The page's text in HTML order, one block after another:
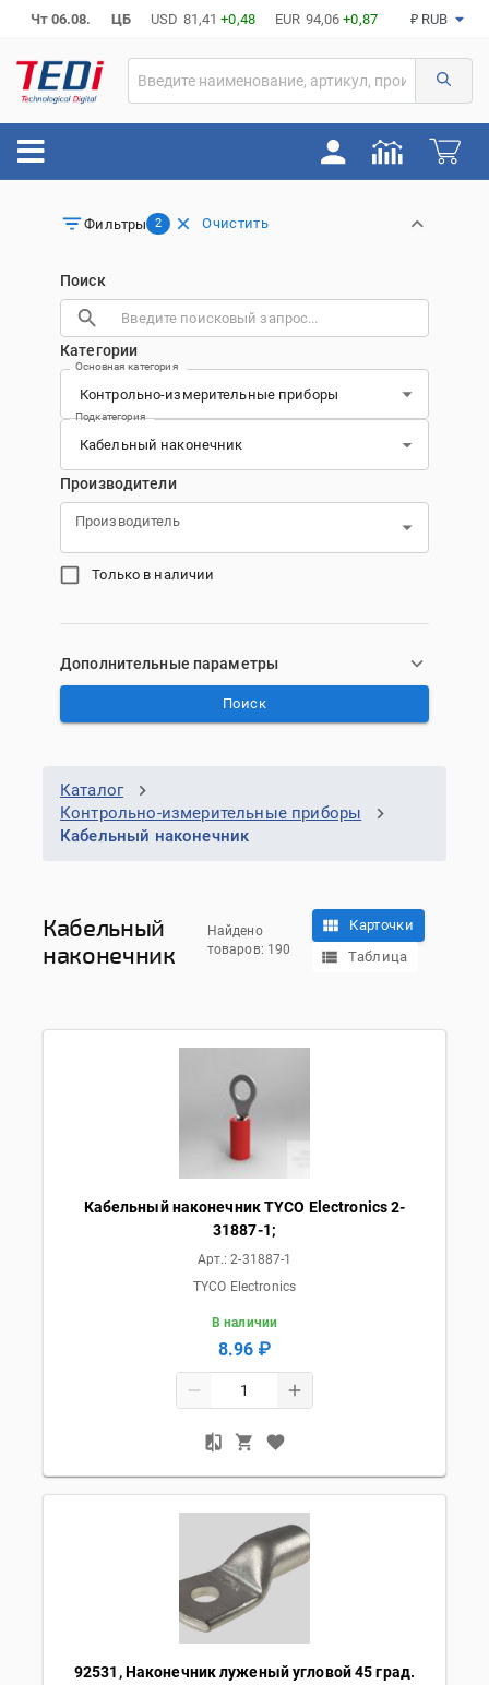
Чт 06.08. ЦБ USD 81,41 +0,48 EUR 94,06 +0,87 ₽ RUB
Фильтры 2 Очистить
Поиск
Категории
Основная категория
Подкатегория
Производители
Производитель
Только в наличии
Дополнительные параметры
Поиск
Каталог
Контрольно-измерительные приборы
Кабельный наконечник
Кабельный
наконечник
Найдено
товаров: 190
Карточки
Таблица
Кабельный наконечник TYCO Electronics 2-
31887-1;
Арт.:2-31887-1
TYCO Electronics
В наличии
8.96 ₽
92531, Наконечник луженый угловой 45 град.